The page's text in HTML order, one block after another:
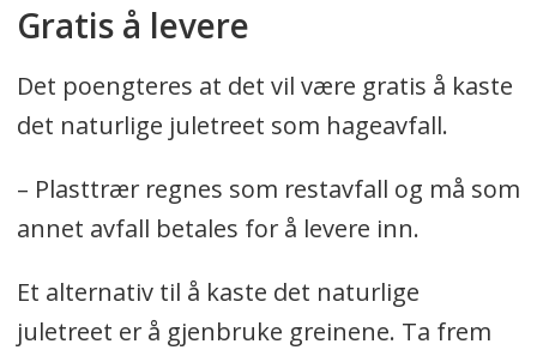
Gratis å levere
Det poengteres at det vil være gratis å kaste
det naturlige juletreet som hageavfall.
– Plasttrær regnes som restavfall og må som
annet avfall betales for å levere inn.
Et alternativ til å kaste det naturlige
juletreet er å gjenbruke greinene. Ta frem